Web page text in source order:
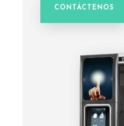
CONTÁCTENOS